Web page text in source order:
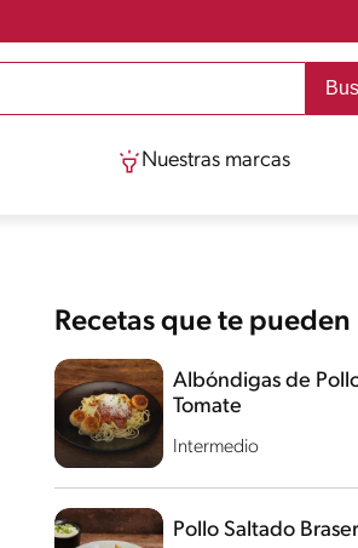
Nuestras marcas
Recetas que te
Intermedio
Albóndigas de
Tomate
Pollo Saltado